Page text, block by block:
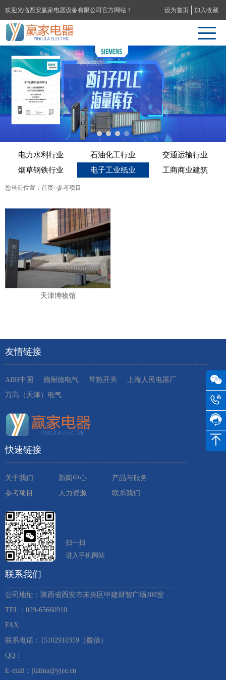
欢迎光临西安赢家电器设备有限公司官方网站！ 设为首页 加入收藏
电力水利行业 石油化工行业
交通运输行业
烟草钢铁行业
电子工业纸业 工商商业建筑
您当前位置： 首页>参考项目
天津博物馆
友情链接
ABB中国 施耐德电气 常熟开关
上海人民电器厂
万高（天津）电气
快速链接
关于我们 新闻中心
产品与服务
参考项目
人力资源 联系我们
扫一扫
进入手机网站
联系我们
公司地址：陕西省西安市未央区中建财智广场308室
TEL：029-65660910 ​
FAX:
联系电话：15102910359（微信）
QQ：
E-mail：jialina@yjee.cn